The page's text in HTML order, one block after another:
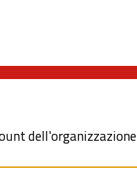
dell'organizzazione